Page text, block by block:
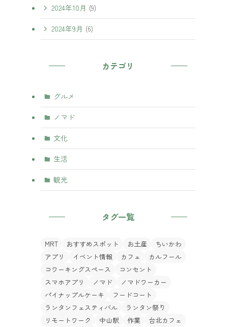
2024年10月 (9)
2024年9月 (6)
カテゴリ
グルメ
ノマド
文化
生活
観光
タグ一覧
MRT おすすめスポット お土産
ちいかわ
アプリ
イベント情報 カフェ
カルフール
コワーキングスペース
コンセント
スマホアプリ
ノマド
ノマドワーカー
パイナップルケーキ
フードコート
ランタンフェスティバル
ランタン祭り
リモートワーク
中山駅 作業
台北カフェ